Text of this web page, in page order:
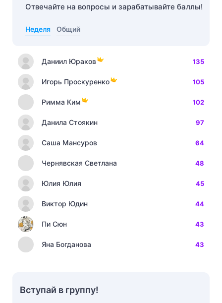
Отвечайте на вопросы и зарабатывайте баллы!
Неделя Общий
Даниил Юраков 135
Игорь Проскуренко 105
Римма Ким 102
Данила Стоякин 97
Саша Мансуров 64
Чернявская Светлана 48
Юлия Юлия 45
Виктор Юдин 44
Пи Сюн 43
Яна Богданова 43
Вступай в группу!